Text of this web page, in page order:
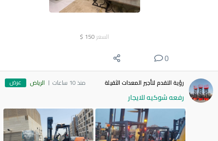
السعر 150
$
0
رؤية التقدم لتأجير المعدات الثقيلة منذ 10 ساعات الرياض عرض
رفعه شوكيه للايجار